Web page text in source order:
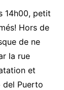
14h00, petit
Hors de
de ne
la rue
et
del Puerto